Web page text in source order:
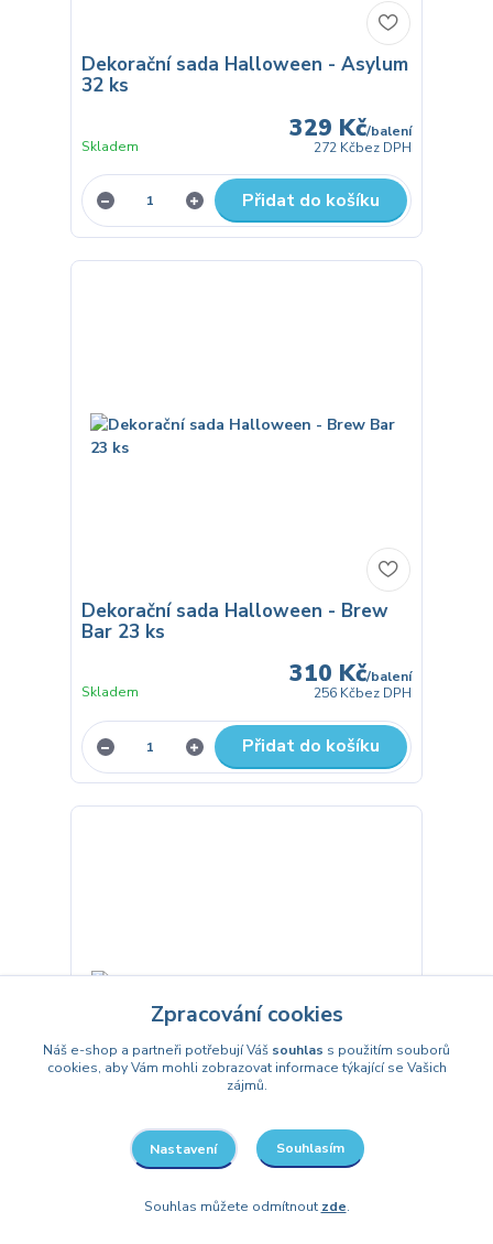
Dekorační sada Halloween - Asylum
32 ks
329 Kč/balení
272 Kčbez DPH
Skladem
Přidat do košíku
Dekorační sada Halloween - Brew
Bar 23 ks
310 Kč/balení
256 Kčbez DPH
Skladem
Přidat do košíku
Dekorační samolepky Halloween 40
45 Kč
Zpracování cookies
Náš e-shop a partneři potřebují Váš souhlas s použitím souborů
cookies, aby Vám mohli zobrazovat informace týkající se Vašich
zájmů.
Nastavení Souhlasím
Souhlas můžete odmítnout zde.